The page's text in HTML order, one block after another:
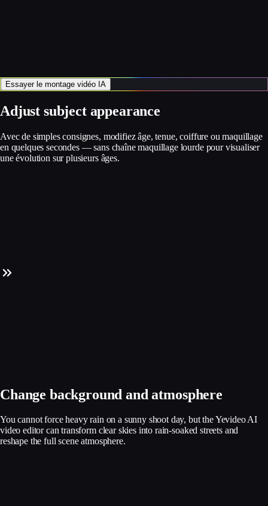
Essayer le montage vidéo IA
Adjust subject appearance
Avec de simples consignes, modifiez âge, tenue, coiffure ou maquillage
en quelques secondes — sans chaîne maquillage lourde pour visualiser
une évolution sur plusieurs âges.
Change background and atmosphere
You cannot force heavy rain on a sunny shoot day, but the Yevideo AI
video editor can transform clear skies into rain-soaked streets and
reshape the full scene atmosphere.